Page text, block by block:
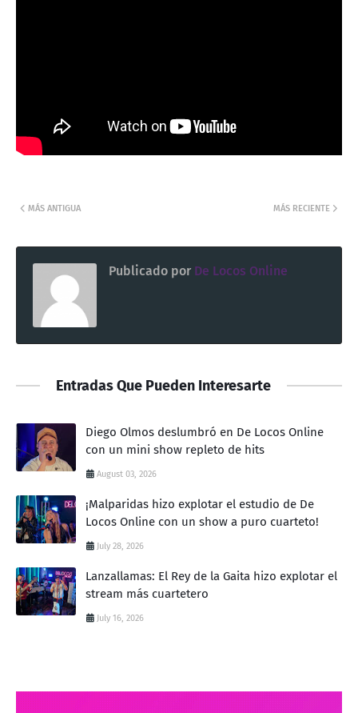
MÁS RECIENTE
MÁS ANTIGUA
Publicado por De Locos Online
Entradas Que Pueden Interesarte
Diego Olmos deslumbró en De Locos Online
con un mini show repleto de hits
August 03, 2026
¡Malparidas hizo explotar el estudio de De
Locos Online con un show a puro cuarteto!
July 28, 2026
Lanzallamas: El Rey de la Gaita hizo explotar el
stream más cuartetero
July 16, 2026